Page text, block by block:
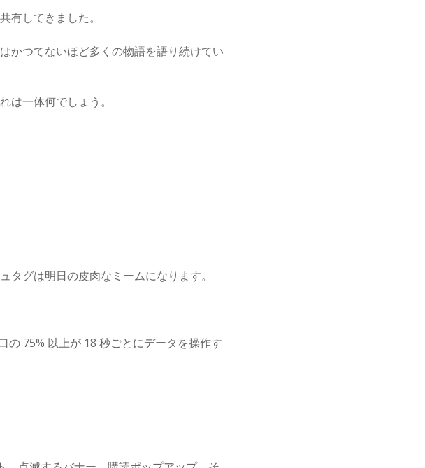
有してきました。
かつてないほど多くの物語を語り続けてい
は一体何でしょう。
グは明日の皮肉なミームになります。
の 75% 以上が 18 秒ごとにデータを操作す